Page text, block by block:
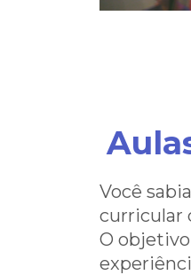
Você
curricular
O
Por
Caso